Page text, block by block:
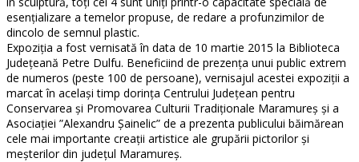
esențializare a temelor propuse, de redare a profunzimilor de
dincolo de semnul plastic.
Expoziţia a fost vernisată în data de 10 martie 2015 la Biblioteca
Județeană Petre Dulfu. Beneficiind de prezența unui public extrem
de numeros (peste 100 de persoane), vernisajul acestei expoziții a
marcat în același timp dorința Centrului Județean pentru
Conservarea și Promovarea Culturii Tradiționale Maramureș și a
Asociației ”Alexandru Șainelic” de a prezenta publicului băimărean
cele mai importante creații artistice ale grupării pictorilor și
meșterilor din județul Maramureș.